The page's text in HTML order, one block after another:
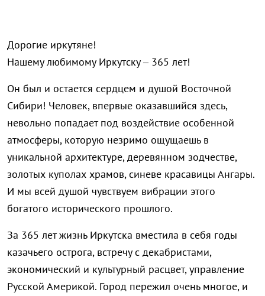
Дорогие иркутяне!
Нашему любимому Иркутску – 365 лет!
Он был и остается сердцем и душой Восточной
Сибири! Человек, впервые оказавшийся здесь,
невольно попадает под воздействие особенной
атмосферы, которую незримо ощущаешь в
уникальной архитектуре, деревянном зодчестве,
золотых куполах храмов, синеве красавицы Ангары.
И мы всей душой чувствуем вибрации этого
богатого исторического прошлого.
За 365 лет жизнь Иркутска вместила в себя годы
казачьего острога, встречу с декабристами,
экономический и культурный расцвет, управление
Русской Америкой. Город пережил очень многое, и